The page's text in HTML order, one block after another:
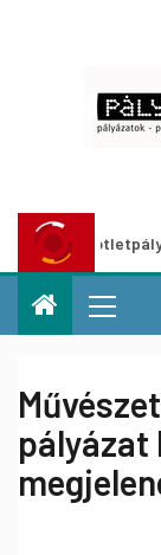
ötletpályázat
pályázat